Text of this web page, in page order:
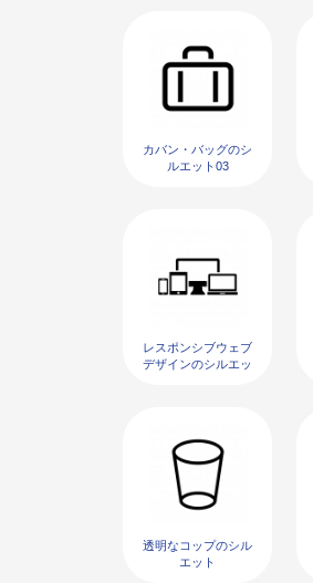
カバン・バッグのシ
ルエット03
レスポンシブウェブ
デザインのシルエッ
透明なコップのシル
エット